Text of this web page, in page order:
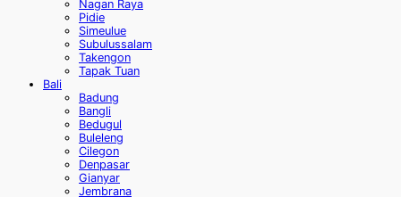
Nagan Raya
Pidie
Simeulue
Subulussalam
Takengon
Tapak Tuan
Bali
Badung
Bangli
Bedugul
Buleleng
Cilegon
Denpasar
Gianyar
Jembrana